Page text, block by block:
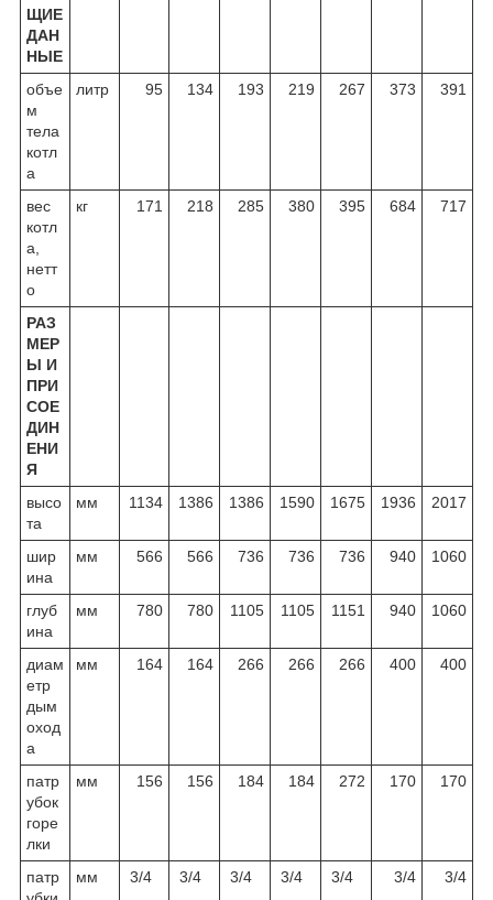
ЩИЕ
ДАН
НЫЕ
объе
м
тела
котл
а
литр 95 134 193 219 267 373 391
вес
котл
а,
нетт
о
кг 171 218 285 380 395 684 717
РАЗ
МЕР
Ы И
ПРИ
СОЕ
ДИН
ЕНИ
Я
высо
та
мм 1134 1386 1386 1590 1675 1936 2017
шир
ина
мм 566 566 736 736 736 940 1060
глуб
ина
мм 780 780 1105 1105 1151 940 1060
диам
етр
дым
оход
а
мм 164 164 266 266 266 400 400
патр
убок
горе
лки
мм 156 156 184 184 272 170 170
патр
мм 3/4 3/4 3/4 3/4 3/4 3/4 3/4